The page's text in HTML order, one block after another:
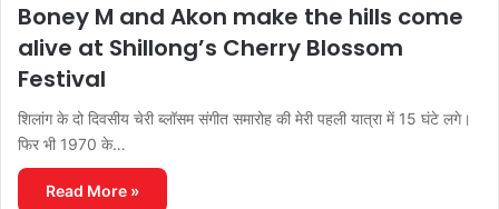
Boney M and Akon make the hills come
alive at Shillong’s Cherry Blossom
Festival
शिलांग के दो दिवसीय चेरी ब्लॉसम संगीत समारोह की मेरी पहली यात्रा में 15 घंटे लगे।
फिर भी 1970 के…
Read More »